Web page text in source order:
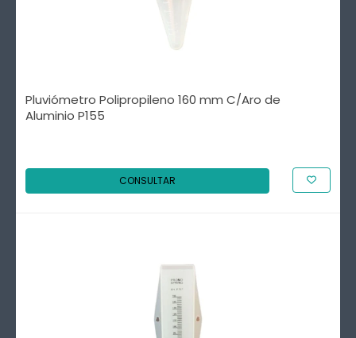
Pluviómetro Polipropileno 160 mm C/Aro de
Aluminio P155
CONSULTAR